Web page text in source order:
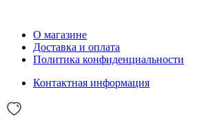
О магазине
Доставка и оплата
Политика конфиденциальности
Контактная информация